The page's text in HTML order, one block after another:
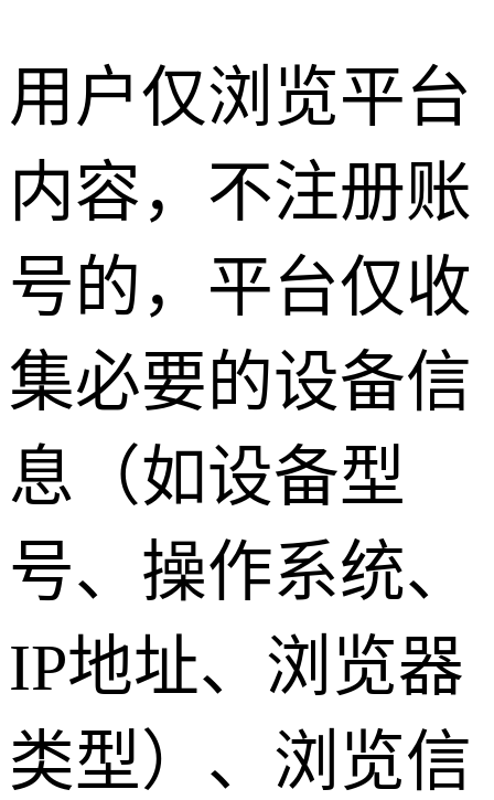
用户仅浏览平台
内容，不注册账
号的，平台仅收
集必要的设备信
息（如设备型
号、操作系统、
IP地址、浏览器
类型）、浏览信